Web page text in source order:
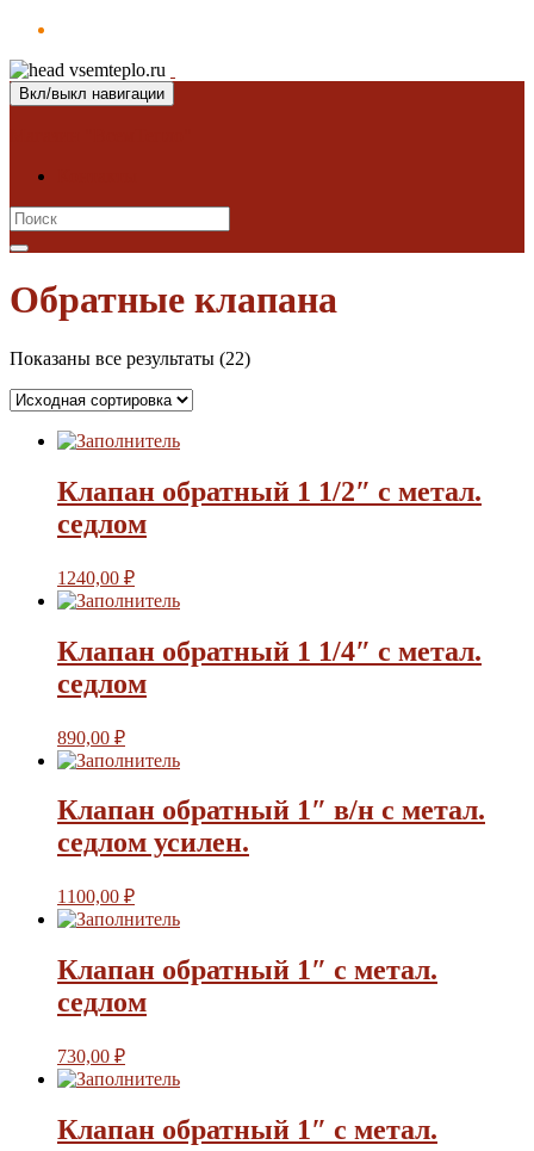
Вкл/выкл навигации
Search
for:
Обратные клапана
Показаны все результаты (22)
Клапан обратный 1 1/2″ с метал.
седлом
1240,00 ₽
Клапан обратный 1 1/4″ с метал.
седлом
890,00 ₽
Клапан обратный 1″ в/н с метал.
седлом усилен.
1100,00 ₽
Клапан обратный 1″ с метал.
седлом
730,00 ₽
Клапан обратный 1″ с метал.